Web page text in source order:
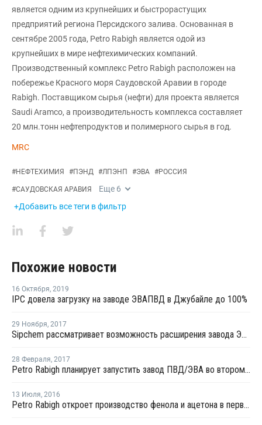
является одним из крупнейших и быстрорастущих
предприятий региона Персидского залива. Основанная в
сентябре 2005 года, Petro Rabigh является одой из
крупнейших в мире нефтехимических компаний.
Производственный комплекс Petro Rabigh расположен на
побережье Красного моря Саудовской Аравии в городе
Rabigh. Поставщиком сырья (нефти) для проекта является
Saudi Aramco, а производительность комплекса составляет
20 млн.тонн нефтепродуктов и полимерного сырья в год.
MRC
#НЕФТЕХИМИЯ #ПЭНД #ЛПЭНП #ЭВА #РОССИЯ
#САУДОВСКАЯ АРАВИЯ Еще 6
+Добавить все теги в фильтр
Похожие новости
16 Октября, 2019
IPC довела загрузку на заводе ЭВАПВД в Джубайле до 100%
29 Ноября, 2017
Sipchem рассматривает возможность расширения завода ЭВА/ПВД в Джубайле
28 Февраля, 2017
Petro Rabigh планирует запустить завод ПВД/ЭВА во втором-третьем квартале 2017 года
13 Июля, 2016
Petro Rabigh откроет производство фенола и ацетона в первом квартале 2017 года